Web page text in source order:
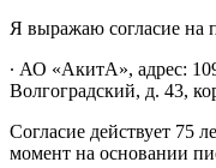
Я выражаю согласие на
∙ АО «АкитА», адрес:
Волгоградский, д. 43,
Согласие действует 75
момент на основании